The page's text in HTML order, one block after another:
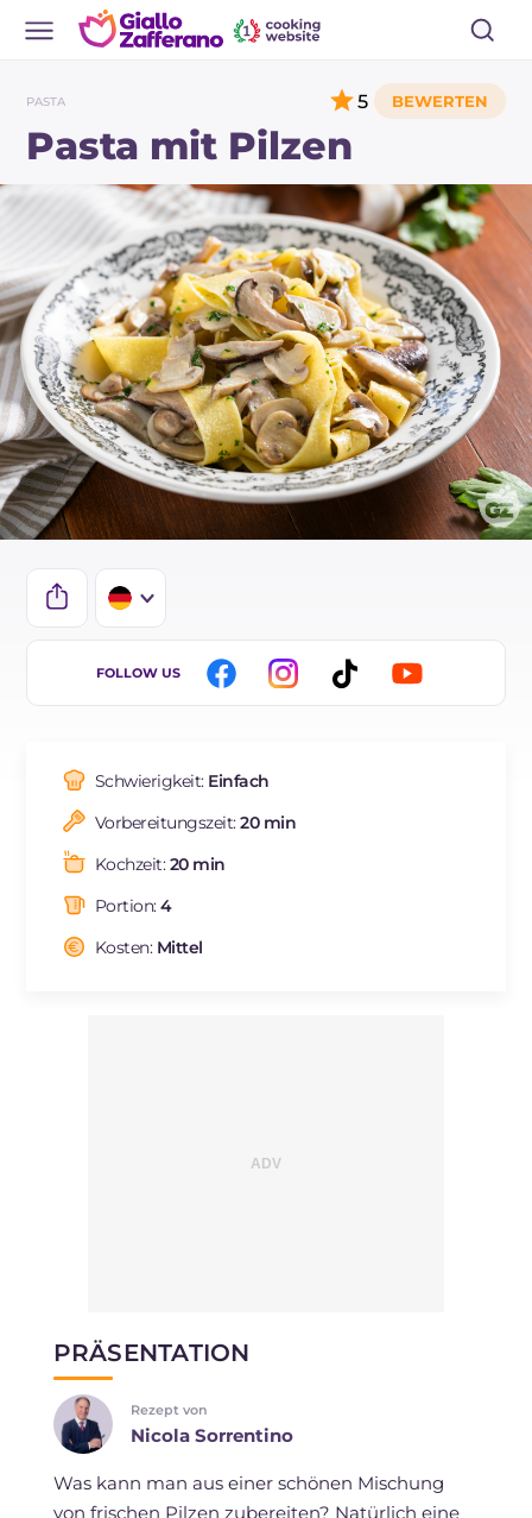
PASTA
Pasta mit Pilzen
5
IT
ES
NL
FOLLOW US
Schwierigkeit: Einfach
Vorbereitungszeit:20 min
Kochzeit:20 min
Portion:4
Kosten: Mittel
PRÄSENTATION
Rezept von
Nicola Sorrentino
Was kann man aus einer schönen Mischung
von frischen Pilzen zubereiten? Natürlich eine